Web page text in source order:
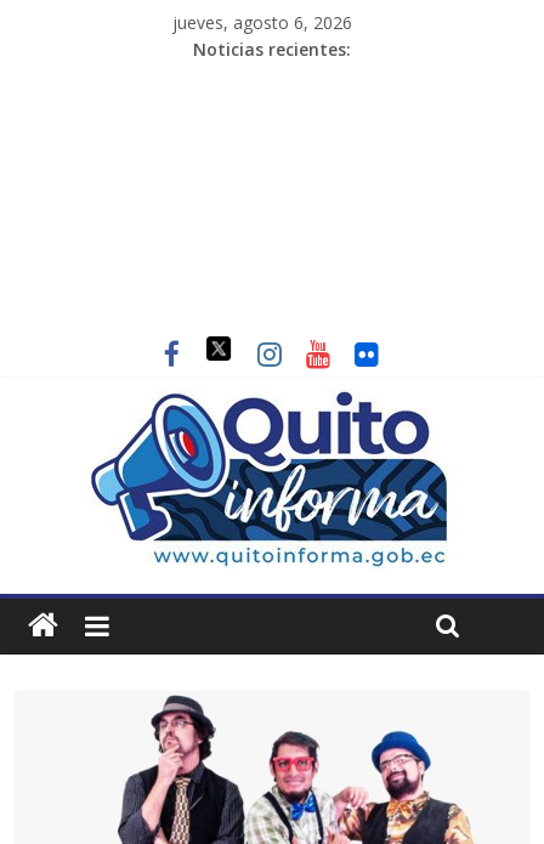
jueves, agosto 6, 2026
Noticias recientes: